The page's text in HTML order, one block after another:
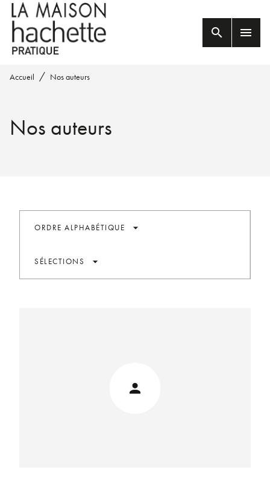
MENU RECHERCHE
PIED DE PAGE
search menu
Accueil / Nos auteurs
Nos auteurs
ORDRE ALPHABÉTIQUE arrow_drop_down
SÉLECTIONS arrow_drop_down